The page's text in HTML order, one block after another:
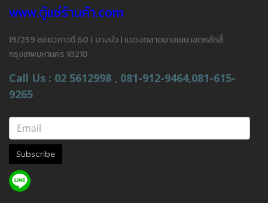
www.ตู้แช่ร้านค้า.com
19/259 ซอยวภาวดี 60 ( บางบัว ) แขวงตลาดบางเขน เขตหลักสี่
กรุงเทพมหานคร 10210
Call Us : 02 5612998 , 081-912-9464,081-615-
9265
Subscribe